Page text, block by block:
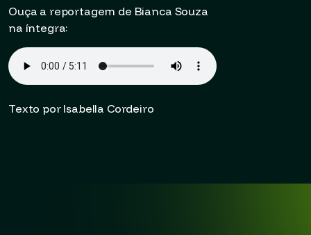
Ouça a reportagem de Bianca Souza
na íntegra:
Texto por Isabella Cordeiro